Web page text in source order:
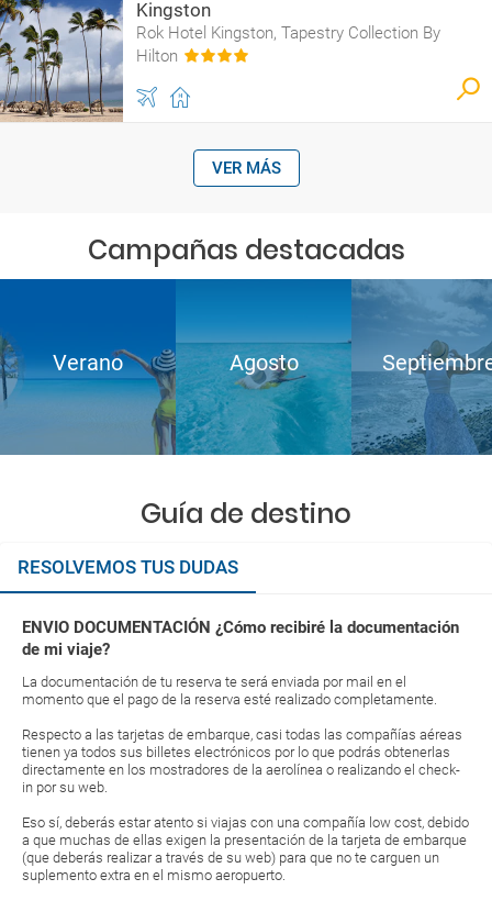
Kingston
Rok Hotel Kingston, Tapestry Collection By
Hilton
VER MÁS
Campañas destacadas
Verano Agosto
Guía de destino
RESOLVEMOS TUS DUDAS
ENVIO DOCUMENTACIÓN ¿Cómo recibiré la documentación
de mi viaje?
La documentación de tu reserva te será enviada por mail en el
momento que el pago de la reserva esté realizado completamente.
Respecto a las tarjetas de embarque, casi todas las compañías aéreas
tienen ya todos sus billetes electrónicos por lo que podrás obtenerlas
directamente en los mostradores de la aerolínea o realizando el check-
in por su web.
Eso sí, deberás estar atento si viajas con una compañía low cost, debido
a que muchas de ellas exigen la presentación de la tarjeta de embarque
(que deberás realizar a través de su web) para que no te carguen un
suplemento extra en el mismo aeropuerto.